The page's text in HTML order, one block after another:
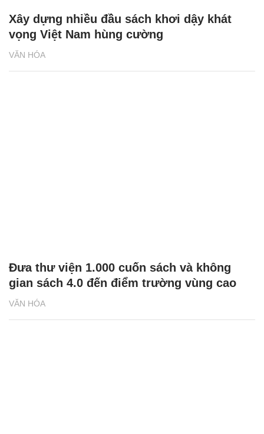
VĂN HÓA
Xây dựng nhiều đầu sách khơi dậy khát
vọng Việt Nam hùng cường
VĂN HÓA
Đưa thư viện 1.000 cuốn sách và không
gian sách 4.0 đến điểm trường vùng cao